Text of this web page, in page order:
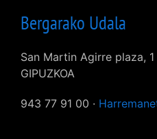
Bergarako Udala
San Martin Agirre plaza, 1
GIPUZKOA
943 77 91 00 ·